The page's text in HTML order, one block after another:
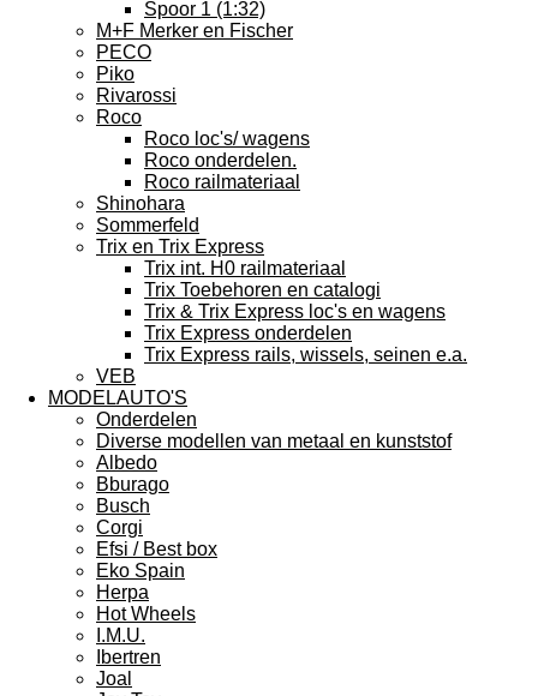
Spoor 1 (1:32)
M+F Merker en Fischer
PECO
Piko
Rivarossi
Roco
Roco loc's/ wagens
Roco onderdelen.
Roco railmateriaal
Shinohara
Sommerfeld
Trix en Trix Express
Trix int. H0 railmateriaal
Trix Toebehoren en catalogi
Trix & Trix Express loc's en wagens
Trix Express onderdelen
Trix Express rails, wissels, seinen e.a.
VEB
MODELAUTO'S
Onderdelen
Diverse modellen van metaal en kunststof
Albedo
Bburago
Busch
Corgi
Efsi / Best box
Eko Spain
Herpa
Hot Wheels
I.M.U.
Ibertren
Joal